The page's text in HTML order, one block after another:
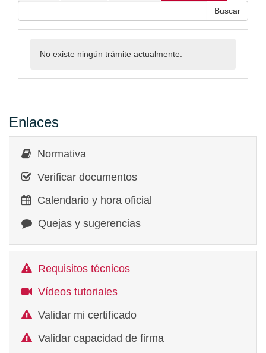
No existe ningún trámite actualmente.
Enlaces
Normativa
Verificar documentos
Calendario y hora oficial
Quejas y sugerencias
Requisitos técnicos
Vídeos tutoriales
Validar mi certificado
Validar capacidad de firma